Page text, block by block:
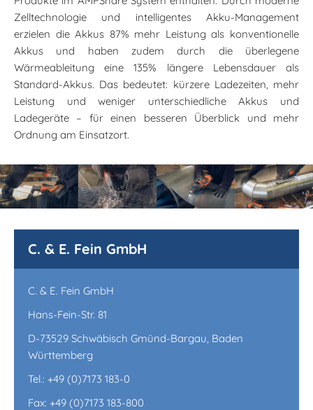
Zelltechnologie und intelligentes Akku-Management
erzielen die Akkus 87% mehr Leistung als konventionelle
Akkus und haben zudem durch die überlegene
Wärmeableitung eine 135% längere Lebensdauer als
Standard-Akkus. Das bedeutet: kürzere Ladezeiten, mehr
Leistung und weniger unterschiedliche Akkus und
Ladegeräte – für einen besseren Überblick und mehr
Ordnung am Einsatzort.
C. & E. Fein GmbH
C. & E. Fein GmbH
Hans-Fein-Str. 81
D-73529 Schwäbisch Gmünd-Bargau, Baden
Württemberg
Tel.: +49 (0)7173 183-0
Fax: +49 (0)7173 183-800